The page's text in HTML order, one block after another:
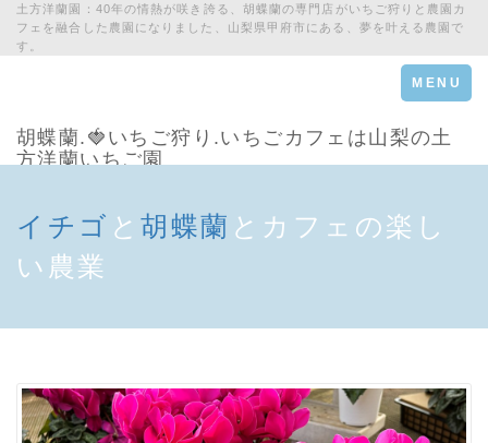
土方洋蘭園：40年の情熱が咲き誇る、胡蝶蘭の専門店がいちご狩りと農園カ
フェを融合した農園になりました、山梨県甲府市にある、夢を叶える農園で
す。
Toggle
navigation
MENU
胡蝶蘭.🍓いちご狩り.いちごカフェは山梨の土
方洋蘭いちご園
イチゴ と 胡蝶蘭 とカフェの楽し
い農業